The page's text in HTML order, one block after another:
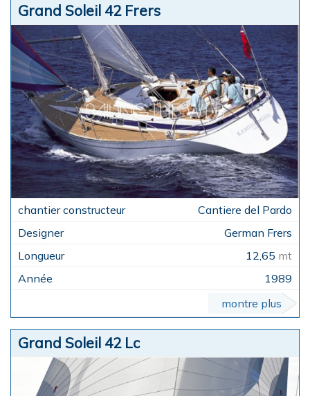
Grand Soleil 42 Frers
Cantiere del Pardo
German Frers
12,65 mt
1989
montre plus
Grand Soleil 42 Lc